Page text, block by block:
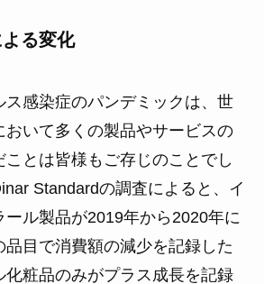
る変化
ス感染症のパンデミックは、世
おいて多くの製品やサービスの
とは皆様もご存じのことでし
Standardの調査によると、イ
ール製品が2019年から2020年に
目で消費額の減少を記録した
化粧品のみがプラス成長を記録